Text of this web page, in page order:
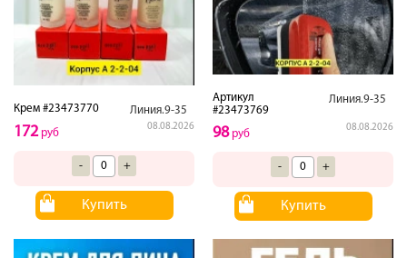
Крем #23473770 Линия.9-35
08.08.2026
172руб
- +
Купить
Артикул
#23473769
Линия.9-35
08.08.2026
98руб
- +
Купить